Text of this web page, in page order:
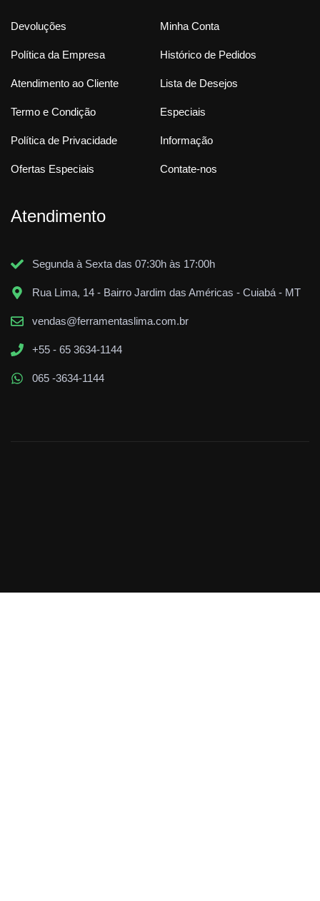
Devoluções
Política da Empresa
Atendimento ao Cliente
Termo e Condição
Política de Privacidade
Ofertas Especiais
Minha Conta
Histórico de Pedidos
Lista de Desejos
Especiais
Informação
Contate-nos
Atendimento
Segunda à Sexta das 07:30h às 17:00h
Rua Lima, 14 - Bairro Jardim das Américas - Cuiabá - MT
vendas@ferramentaslima.com.br
+55 - 65 3634-1144
065 -3634-1144